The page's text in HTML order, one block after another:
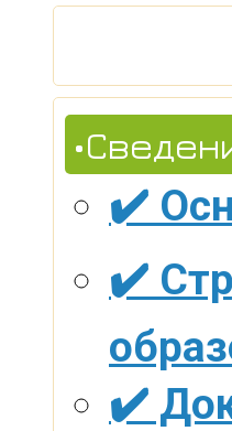
✔️
✔️
✔️